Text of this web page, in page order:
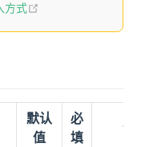
方式
默认
值
必
填
说明